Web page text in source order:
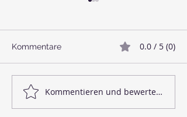
🥓 Veganer Bacon
Kommentare 0.0 / 5 (0)
Kommentieren und bewerten...